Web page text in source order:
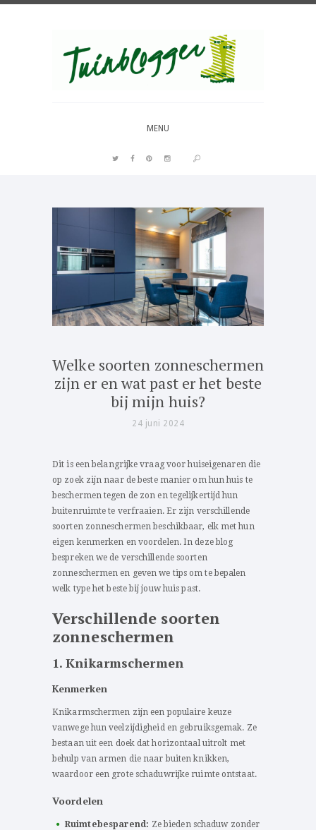
MENU
Welke soorten zonneschermen
zijn er en wat past er het beste
bij mijn huis?
24 juni 2024
Dit is een belangrijke vraag voor huiseigenaren die
op zoek zijn naar de beste manier om hun huis te
beschermen tegen de zon en tegelijkertijd hun
buitenruimte te verfraaien. Er zijn verschillende
soorten zonneschermen beschikbaar, elk met hun
eigen kenmerken en voordelen. In deze blog
bespreken we de verschillende soorten
zonneschermen en geven we tips om te bepalen
welk type het beste bij jouw huis past.
Verschillende soorten
zonneschermen
1. Knikarmschermen
Kenmerken
Knikarmschermen zijn een populaire keuze
vanwege hun veelzijdigheid en gebruiksgemak. Ze
bestaan uit een doek dat horizontaal uitrolt met
behulp van armen die naar buiten knikken,
waardoor een grote schaduwrijke ruimte ontstaat.
Voordelen
Ruimtebesparend: Ze bieden schaduw zonder